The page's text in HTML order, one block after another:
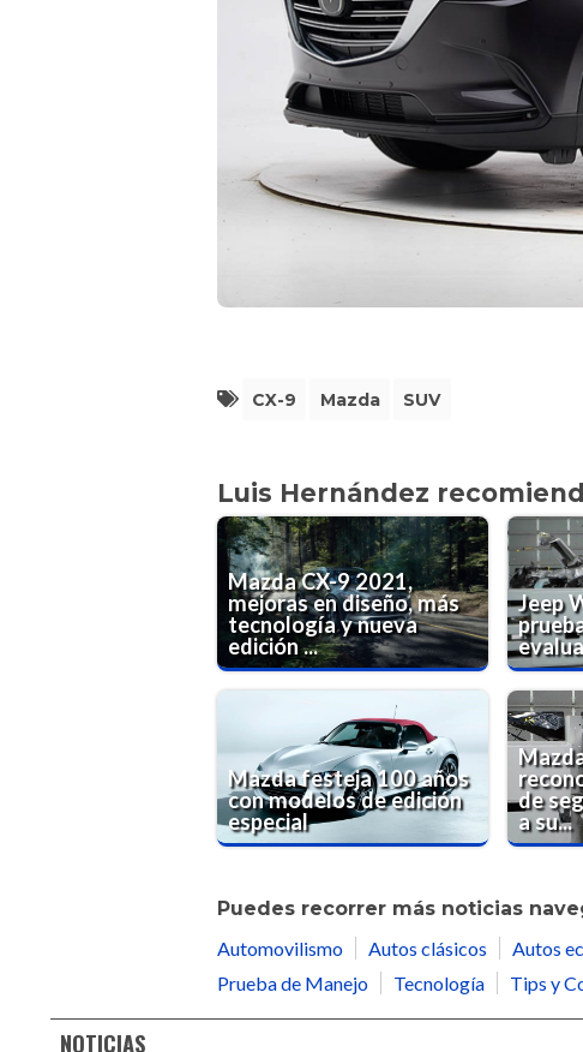
CX-9 Mazda SUV
Luis Hernández
Mazda CX-9 2021,
mejoras en diseño, más
tecnología y nueva
edición ...
Jeep
Mazda festeja 100 años
con modelos de edición
especial
de
a su...
Puedes recorrer más noticias
Automovilismo
Autos clásicos Autos
Prueba de Manejo
Tecnología Tips y
NOTICIAS